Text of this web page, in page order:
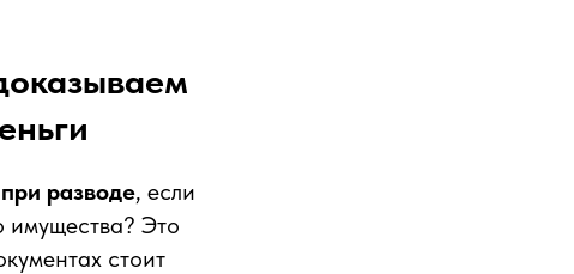
разводе, если
имущества? Это
стоит